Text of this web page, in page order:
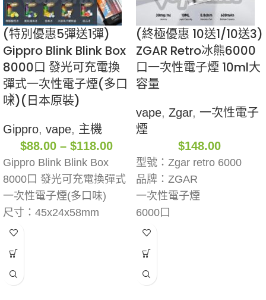
(特別優惠5彈送1彈)
Gippro Blink Blink Box
8000口 發光可充電換
彈式一次性電子煙(多口
味)(日本原裝)
Gippro, vape, 主機
$88.00 – $118.00
Gippro Blink Blink Box
8000口 發光可充電換彈式
一次性電子煙(多口味)
尺寸：45x24x58mm
電池容量：550mAh
煙彈介紹：
(終極優惠 10送1/10送3)
ZGAR Retro冰熊6000
口一次性電子煙 10ml大
容量
vape, Zgar, 一次性電子
煙
$148.00
型號：Zgar retro 6000
品牌：ZGAR
一次性電子煙
6000口
600mAh可充電電池
荷 | 翡冷青提 | 玉泉龍井 |